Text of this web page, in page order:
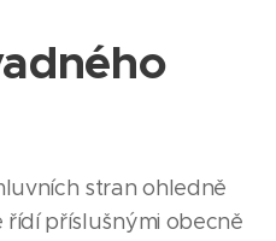
stran ohledně
příslušnými obecně